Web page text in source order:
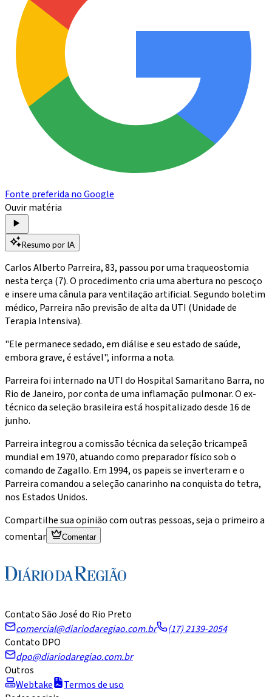
Fonte preferida no Google
Ouvir matéria
Resumo por IA
Carlos Alberto Parreira, 83, passou por uma traqueostomia
nesta terça (7). O procedimento cria uma abertura no pescoço
e insere uma cânula para ventilação artificial. Segundo boletim
médico, Parreira não previsão de alta da UTI (Unidade de
Terapia Intensiva).
"Ele permanece sedado, em diálise e seu estado de saúde,
embora grave, é estável", informa a nota.
Parreira foi internado na UTI do Hospital Samaritano Barra, no
Rio de Janeiro, por conta de uma inflamação pulmonar. O ex-
técnico da seleção brasileira está hospitalizado desde 16 de
junho.
Parreira integrou a comissão técnica da seleção tricampeã
mundial em 1970, atuando como preparador físico sob o
comando de Zagallo. Em 1994, os papeis se inverteram e o
Parreira comandou a seleção canarinho na conquista do tetra,
nos Estados Unidos.
Compartilhe sua opinião com outras pessoas, seja o primeiro a
comentar
Comentar
Contato São José do Rio Preto
comercial@diariodaregiao.com.br
(17) 2139-2054
Contato DPO
dpo@diariodaregiao.com.br
Outros
Webtake
Termos de uso